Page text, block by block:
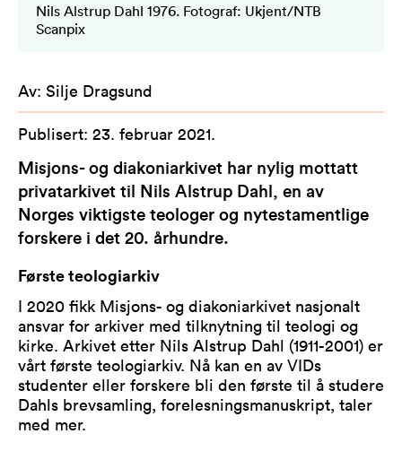
Nils Alstrup Dahl 1976. Fotograf: Ukjent/NTB
Scanpix
Av: Silje Dragsund
Publisert: 23. februar 2021.
Misjons- og diakoniarkivet har nylig mottatt
privatarkivet til Nils Alstrup Dahl, en av
Norges viktigste teologer og nytestamentlige
forskere i det 20. århundre.
Første teologiarkiv
I 2020 fikk Misjons- og diakoniarkivet nasjonalt
ansvar for arkiver med tilknytning til teologi og
kirke. Arkivet etter Nils Alstrup Dahl (1911-2001) er
vårt første teologiarkiv. Nå kan en av VIDs
studenter eller forskere bli den første til å studere
Dahls brevsamling, forelesningsmanuskript, taler
med mer.